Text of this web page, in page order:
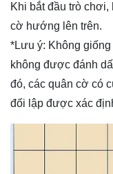
Khi bắt đầu trò chơi,
cờ hướng lên trên.
*Lưu ý: Không
không được đánh
đó, các quân cờ có
đối lập được xác